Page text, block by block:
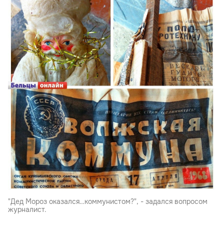
"Дед Мороз оказался…коммунистом?", - задался вопросом
журналист.